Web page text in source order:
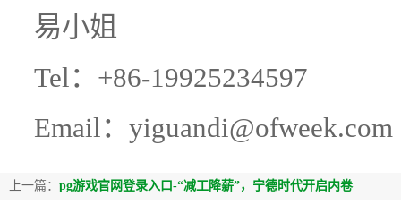
易小姐
Tel：+86-19925234597
Email：yiguandi@ofweek.com
上一篇： pg游戏官网登录入口-“减工降薪”，宁德时代开启内卷